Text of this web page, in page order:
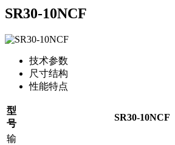
SR30-10NCF
技术参数
尺寸结构
性能特点
型
号
SR30-10NCF
输